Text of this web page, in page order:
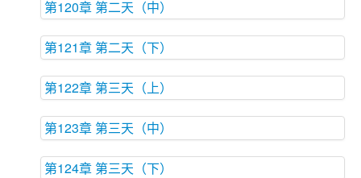
第120章 第二天（中）
第121章 第二天（下）
第122章 第三天（上）
第123章 第三天（中）
第124章 第三天（下）